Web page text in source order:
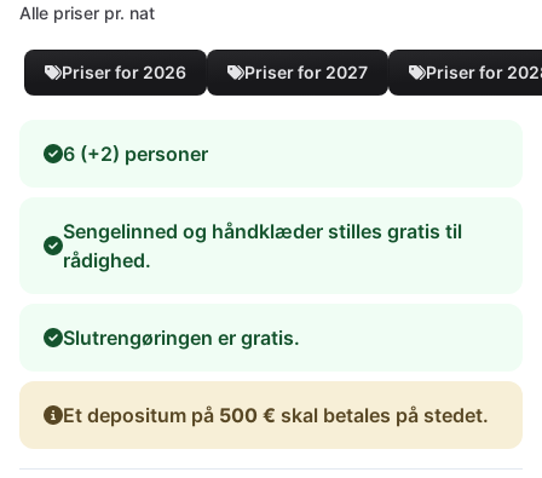
Alle priser pr. nat
Priser for 2026 Priser for 2027 Priser for
6 (+2) personer
Sengelinned og håndklæder stilles gratis til
rådighed.
Slutrengøringen er gratis.
Et depositum på 500 € skal betales på stedet.